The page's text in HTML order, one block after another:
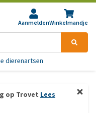
AanmeldenWinkelmandje
dierenartsen
op Trovet Lees